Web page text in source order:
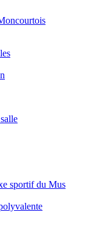
sportif du Mus